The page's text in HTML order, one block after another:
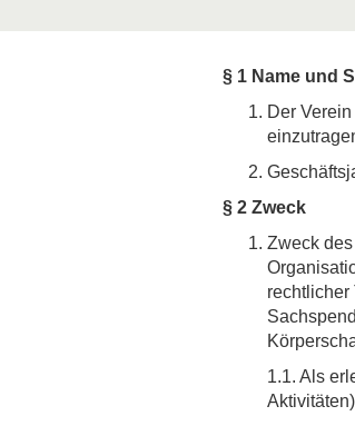
§ 1 Name und
Der
§ 2 Zweck
Zweck
rechtlicher
1.1. Als